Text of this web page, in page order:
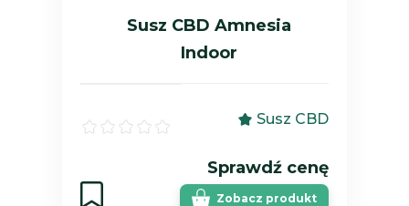
Susz CBD Amnesia
Indoor
Susz CBD
Sprawdź cenę
Zobacz produkt